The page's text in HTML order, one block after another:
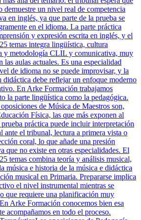
demuestre un nivel real de competencia
en inglés, ya que parte de la prueba se
en el idioma. La parte práctica
y expresión escrita en inglés, y el
temas integra lingüística, cultura
y metodología CLIL y comunicativa, muy
las aulas actuales. Es una especialidad
de idioma no se puede improvisar, y la
didáctica debe reflejar un enfoque moderno
En Arke Formación trabajamos
la parte lingüística como la pedagógica.
de Música de Maestros son,
Física, las que más exponen al
práctica puede incluir interpretación
ante el tribunal, lectura a primera vista o
coral, lo que añade una presión
que no existe en otras especialidades. El
temas combina teoría y análisis musical,
música e historia de la música e didáctica
musical en Primaria. Prepararse implica
el nivel instrumental mientras se
que requiere una planificación muy
Arke Formación conocemos bien esa
acompañamos en todo el proceso.